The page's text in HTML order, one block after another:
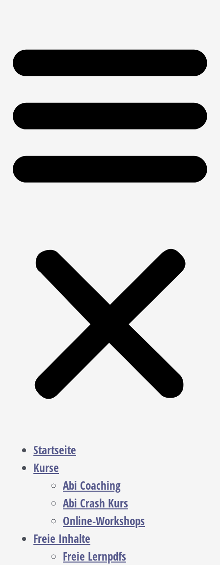
Startseite
Kurse
Abi Coaching
Abi Crash Kurs
Online-Workshops
Freie Inhalte
Freie Lernpdfs